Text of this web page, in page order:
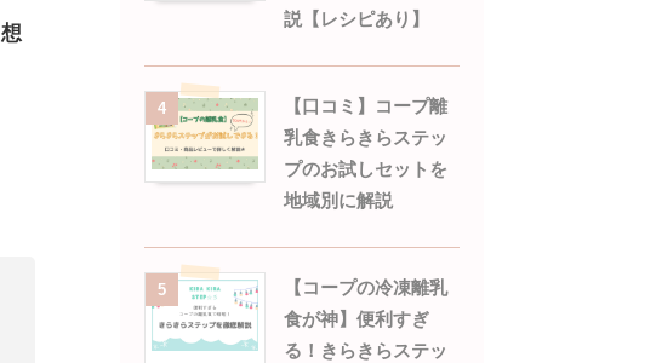
想
説【レシピあり】
4
【口コミ】コープ離
乳食きらきらステッ
プのお試しセットを
地域別に解説
5
【コープの冷凍離乳
食が神】便利すぎ
る！きらきらステッ